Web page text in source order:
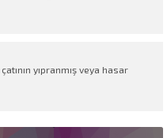
yıpranmış veya hasar